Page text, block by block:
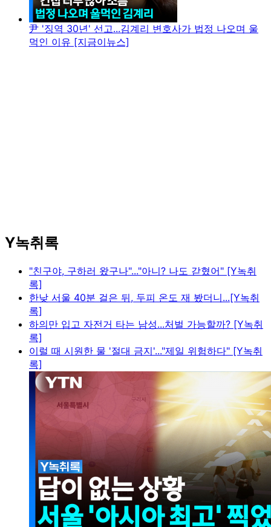
尹 '징역 30년' 선고...김계리 변호사가 법정 나오며 울
먹인 이유 [지금이뉴스]
Y녹취록
"친구야, 구하러 왔구나"..."아니? 나도 갇혔어" [Y녹취
록]
한낮 서울 40분 걸은 뒤, 두피 온도 재 봤더니...[Y녹취
록]
하의만 입고 자전거 타는 남성...처벌 가능할까? [Y녹취
록]
이럴 때 시원한 물 '절대 금지'..."제일 위험하다" [Y녹취
록]